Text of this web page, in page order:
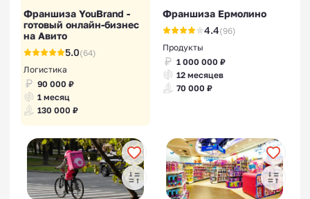
Франшиза YouBrand -
готовый онлайн-бизнес
на Авито
5.0(64)
Логистика
90 000 ₽
1 месяц
130 000 ₽
Франшиза Ермолино
4.4(96)
Продукты
1 000 000 ₽
12 месяцев
70 000 ₽